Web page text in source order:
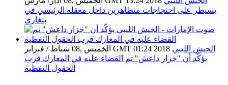
يسيطر على احتجاجات متظاهرين داخل معقله الرئيسي في
بنغازي
الخميس ,08 شباط / فبراير GMT 01:24 2018 الجيش الليبي
يؤكّد أن "جزار داعش" تم القضاء عليه في المعارك قرب
الحقول النفطية